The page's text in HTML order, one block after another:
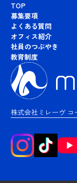
株式会社ミレーヴ
TOP
募集要項
よくある質問
オフィス紹介
社員のつぶやき
教育制度